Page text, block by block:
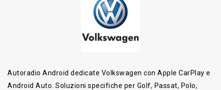
Autoradio Android dedicate Volkswagen con Apple CarPlay e
Android Auto. Soluzioni specifiche per Golf, Passat, Polo,